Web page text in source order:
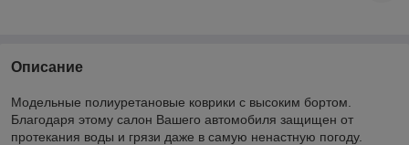
Описание
Модельные полиуретановые коврики с высоким бортом.
Благодаря этому салон Вашего автомобиля защищен от
протекания воды и грязи даже в самую ненастную погоду.